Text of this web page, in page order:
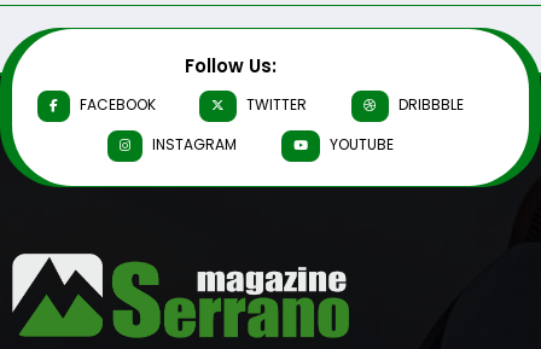
Follow Us:
FACEBOOK TWITTER
DRIBBBLE
INSTAGRAM
YOUTUBE